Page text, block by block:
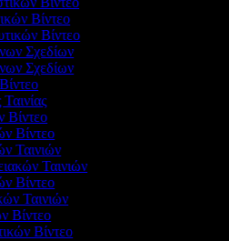
Βίντεο
Βίντεο
Σχεδίων
Σχεδίων
Βίντεο
Βίντεο
Ταινιών
Ταινιών
Βίντεο
Ταινιών
Βίντεο
Βίντεο